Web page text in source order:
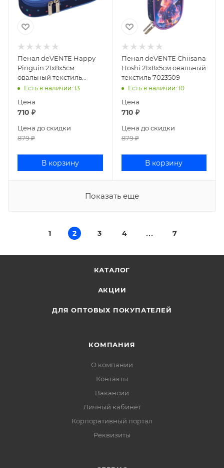
Пенал deVENTE Happy
Pinguin 21x8x5см
овальный текстиль
7023513
Есть в наличии: 13
Цена
710 ₽
Цена до скидки
879₽
В корзину
Пенал deVENTE Chiisana
Hoshi 21x8x5см овальный
текстиль 7023509
Есть в наличии: 10
Цена
710 ₽
Цена до скидки
879₽
В корзину
Показать еще
1 2 3 4 7
КАТАЛОГ
АКЦИИ
ДЛЯ ОПТОВЫХ ПОКУПАТЕЛЕЙ
КОМПАНИЯ
О компании
Контакты
Вакансии
Личный кабинет
Корпоративный портал
Реквизиты